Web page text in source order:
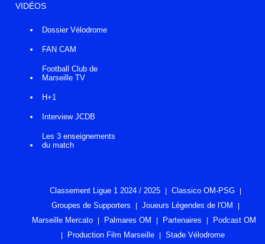
VIDÉOS
Dossier Vélodrome
FAN CAM
Football Club de
Marseille TV
H+1
Interview JCDB
Les 3 enseignements
du match
Classement Ligue 1 2024 / 2025
Classico OM-PSG
Groupes de Supporters
Joueurs Légendes de l'OM
Marseille Mercato
Palmares OM Partenaires
Podcast OM
Production Film Marseille
Stade Vélodrome